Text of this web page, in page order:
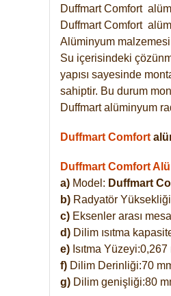
Duffmart Comfort
DuffmartComfort
Alüminyum
Su içerisindeki
yapısı sayesinde
sahiptir. Bu durum
Duffmart alüminyum
Duffmart Comfort
Duffmart Comfort
a) Model: Duffmart
b) Radyatör
c) Eksenler arası
d) Dilim ısıtma
e) Isıtma Yüzeyi:0,267
f) Dilim Derinliği:70
g) Dilim genişliği:80